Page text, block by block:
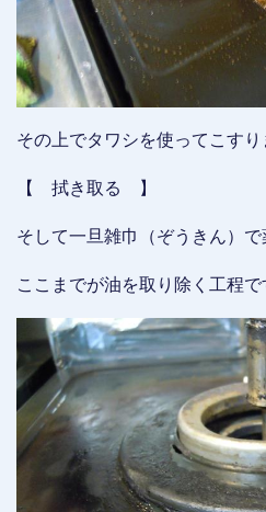
その上でタワシを使ってこすり
【 拭き取る 】
そして一旦雑巾（ぞうきん）で
ここまでが油を取り除く工程で